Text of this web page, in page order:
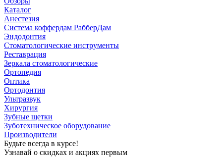
Каталог
Анестезия
Система коффердам РабберДам
Эндодонтия
Стоматологические инструменты
Реставрация
Зеркала стоматологические
Ортопедия
Оптика
Ортодонтия
Ультразвук
Хирургия
Зубные щетки
Зуботехническое оборудование
Производители
Будьте всегда в курсе!
Узнавай о скидках и акциях первым